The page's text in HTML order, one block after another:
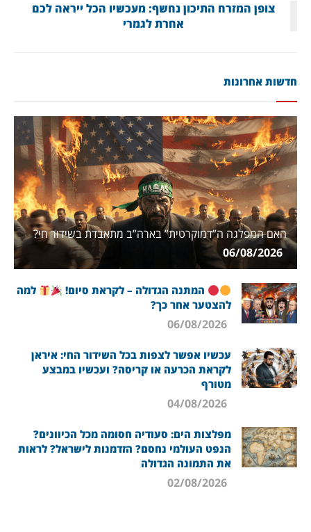
צופן המזרח התיכון נחשף: מעכשיו הכל ייראה לכם
אחרת לגמרי
חדשות אחרונות
האם המפלגה ה”דמוקרטית” בארה”ב מתאבדת בשידור חי?
06/08/2026
המתנה הגדולה – לקראת סיום!
למה
להצטער אחר כך?
עכשיו אפשר לצפות בכל השידור החי: איראן
לקראת הכרעה או קריסה? ועכשיו במבצע
מטורף
מפלצות הים: סעודיה חסומה מכל הכיוונים?
הנפט העולמי נחסם? הזדמנות לישראל? לראות
את התמונה הגדולה